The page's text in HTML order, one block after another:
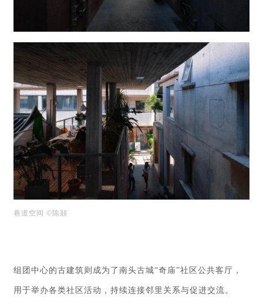
巷道空间 ©陈颢
组团中心的古建筑则成为了南头古城“奇庙”社区公共客厅，
用于举办各类社区活动，持续连接邻里关系与促进交流。